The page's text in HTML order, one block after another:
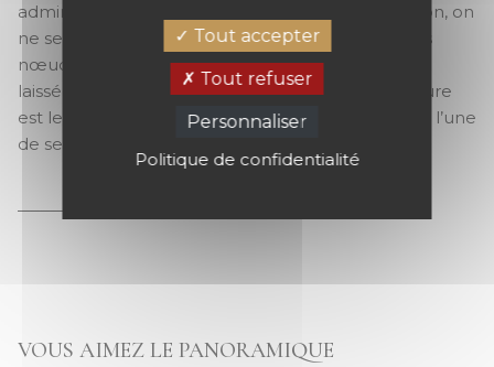
admirables. En format XXL sur un mur de la maison, on
ne se lasse pas de contempler la structure de ses
nœuds, l’harmonie de ses couleurs, les marques
laissées par le temps et la vie de la forêt… La Nature
est le plus grand artiste de notre Terre, l’Arbre est l’une
de ses œuvres de génie.
VOUS AIMEZ LE PANORAMIQUE
Tout accepter
Tout refuser
Personnaliser
Politique de confidentialité